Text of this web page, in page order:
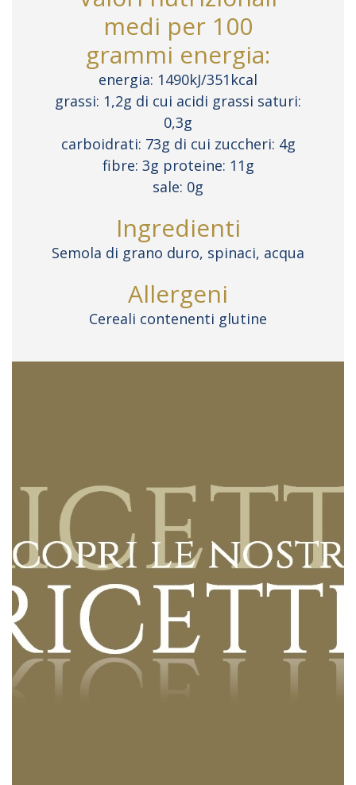
medi per 100
grammi energia:
energia: 1490kJ/351kcal
grassi: 1,2g di cui acidi grassi saturi:
0,3g
carboidrati: 73g di cui zuccheri: 4g
fibre: 3g proteine: 11g
sale: 0g
Ingredienti
Semola di grano duro, spinaci, acqua
Allergeni
Cereali contenenti glutine